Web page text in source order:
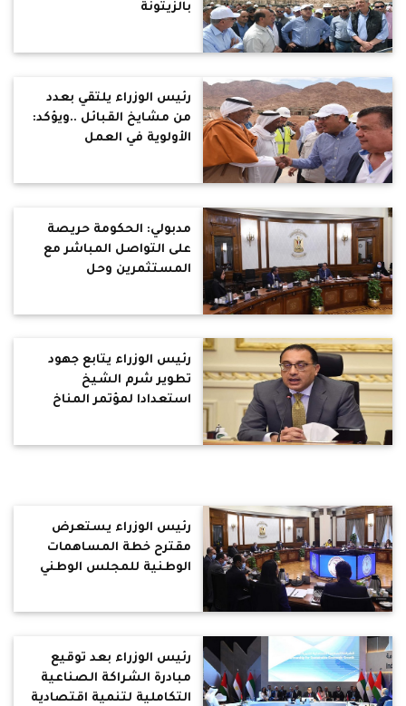
بالزيتونة
رئيس الوزراء يلتقي بعدد
من مشايخ القبائل ..ويؤكد:
الأولوية في العمل
مدبولي: الحكومة حريصة
على التواصل المباشر مع
المستثمرين وحل
رئيس الوزراء يتابع جهود
تطوير شرم الشيخ
استعدادا لمؤتمر المناخ
رئيس الوزراء يستعرض
مقترح خطة المساهمات
الوطنية للمجلس الوطني
رئيس الوزراء بعد توقيع
مبادرة الشراكة الصناعية
التكاملية لتنمية اقتصادية